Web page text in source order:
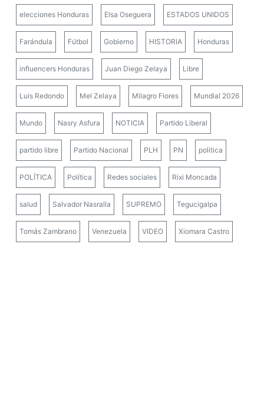
elecciones Honduras Elsa Oseguera ESTADOS UNIDOS
Farándula Fútbol Gobierno HISTORIA Honduras
influencers Honduras Juan Diego Zelaya Libre
Luis Redondo Mel Zelaya Milagro Flores Mundial 2026
Mundo Nasry Asfura NOTICIA Partido Liberal
partido libre Partido Nacional PLH PN politica
POLÍTICA Política Redes sociales Rixi Moncada
salud Salvador Nasralla SUPREMO Tegucigalpa
Tomás Zambrano Venezuela VIDEO Xiomara Castro